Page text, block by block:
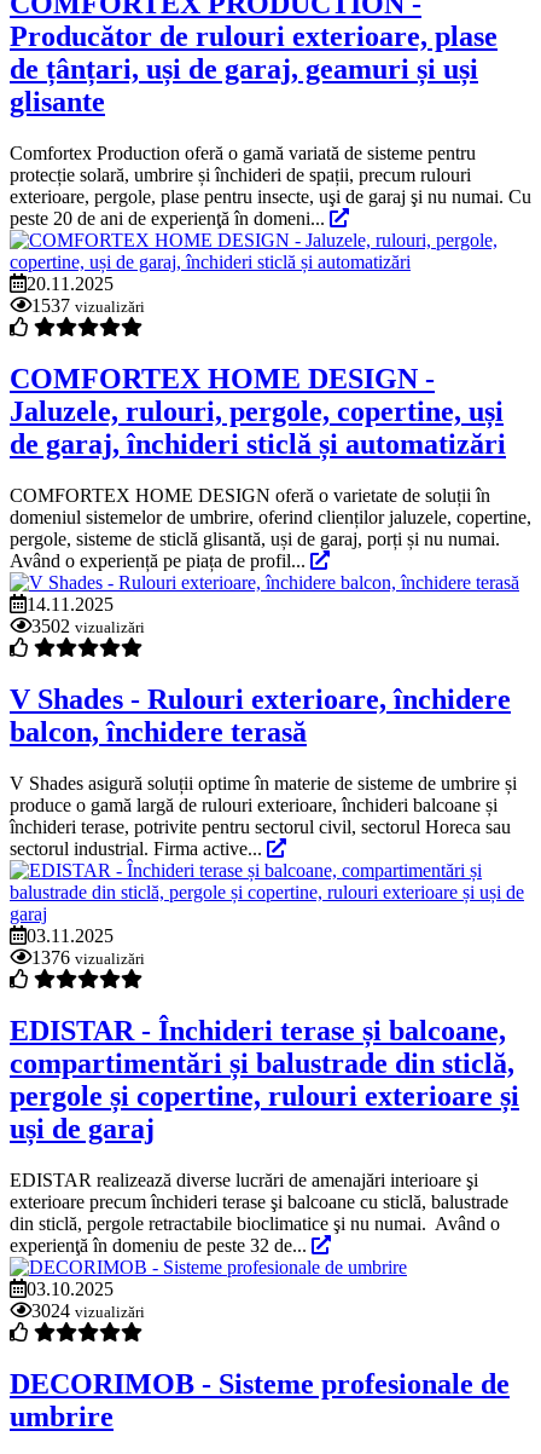
Producător de rulouri exterioare, plase
de țânțari, uși de garaj, geamuri și uși
glisante
Comfortex Production oferă o gamă variată de sisteme pentru
protecție solară, umbrire și închideri de spații, precum rulouri
exterioare, pergole, plase pentru insecte, uşi de garaj şi nu numai. Cu
peste 20 de ani de experienţă în domeni...
20.11.2025
1537 vizualizări
COMFORTEX HOME DESIGN -
Jaluzele, rulouri, pergole, copertine, uși
de garaj, închideri sticlă și automatizări
COMFORTEX HOME DESIGN oferă o varietate de soluții în
domeniul sistemelor de umbrire, oferind clienților jaluzele, copertine,
pergole, sisteme de sticlă glisantă, uși de garaj, porți și nu numai.
Având o experiență pe piața de profil...
14.11.2025
3502 vizualizări
V Shades - Rulouri exterioare, închidere
balcon, închidere terasă
V Shades asigură soluții optime în materie de sisteme de umbrire și
produce o gamă largă de rulouri exterioare, închideri balcoane și
închideri terase, potrivite pentru sectorul civil, sectorul Horeca sau
sectorul industrial. Firma active...
03.11.2025
1376 vizualizări
EDISTAR - Închideri terase și balcoane,
compartimentări și balustrade din sticlă,
pergole și copertine, rulouri exterioare și
uși de garaj
EDISTAR realizează diverse lucrări de amenajări interioare şi
exterioare precum închideri terase şi balcoane cu sticlă, balustrade
din sticlă, pergole retractabile bioclimatice şi nu numai. Având o
experienţă în domeniu de peste 32 de...
03.10.2025
3024 vizualizări
DECORIMOB - Sisteme profesionale de
umbrire